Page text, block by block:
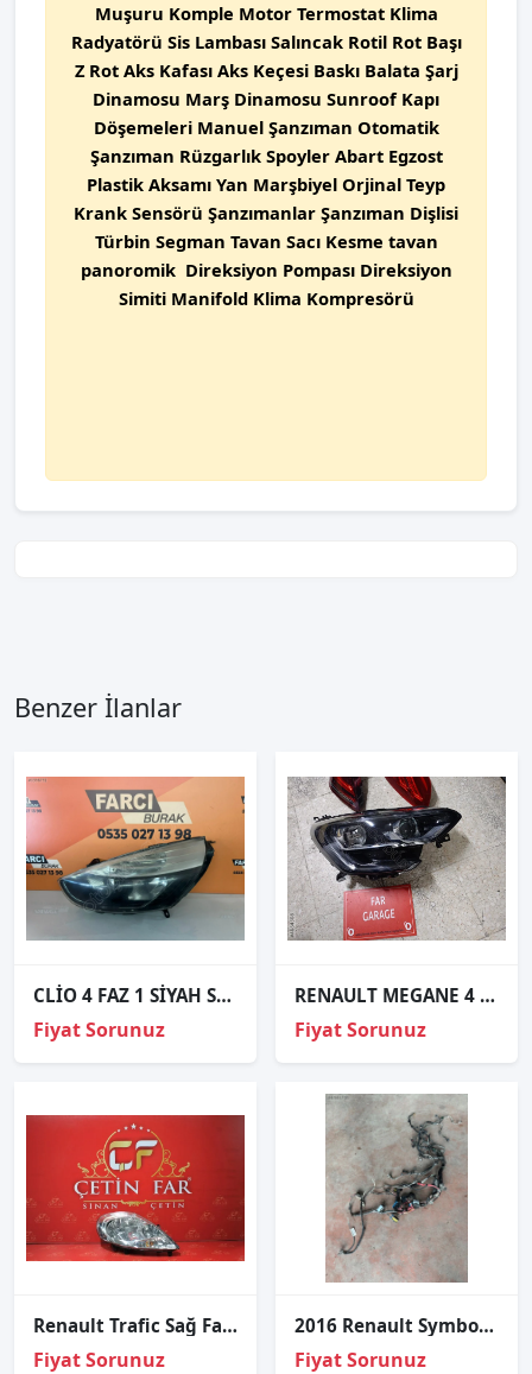
Muşuru Komple Motor Termostat Klima
Radyatörü Sis Lambası Salıncak Rotil Rot Başı
Z Rot Aks Kafası Aks Keçesi Baskı Balata Şarj
Dinamosu Marş Dinamosu Sunroof Kapı
Döşemeleri Manuel Şanzıman Otomatik
Şanzıman Rüzgarlık Spoyler Abart Egzost
Plastik Aksamı Yan Marşbiyel Orjinal Teyp
Krank Sensörü Şanzımanlar Şanzıman Dişlisi
Türbin Segman Tavan Sacı Kesme tavan
panoromik Direksiyon Pompası Direksiyon
Simiti Manifold Klima Kompresörü
Benzer İlanlar
CLİO 4 FAZ 1 SİYAH SOL FAR İTHAL
Fiyat Sorunuz
RENAULT MEGANE 4 TOUC SAG FAR
Fiyat Sorunuz
Renault Trafic Sağ Far Sıfır Orj
Fiyat Sorunuz
2016 Renault Symbol Motor Tesisatı
Fiyat Sorunuz